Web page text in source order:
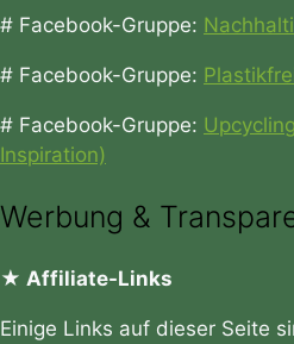
# Facebook-Gruppe:
# Facebook-Gruppe:
# Facebook-Gruppe:
Inspiration)
Werbung &
★ Affiliate-Links
Einige Links auf dieser Seite